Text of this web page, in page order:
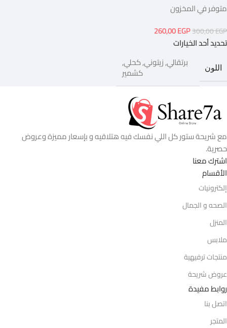
متوفر في المخزون
300,00EGP
260,00EGP
تحديد أحد الخيارات
اللون برتقالي,زيتوني,كحلي,
كشمير
مع شريحة ستور كل اللي نفسك فيه هتلاقيه و بإسعار مميزة وعروض
حصرية.
اشترك معنا
الأقسام
إلكترونيات
الصحه و الجمال
المنزل
ملابس
منتجات ترفيهية
عروض شريحة
روابط مفيدة
اتصل بنا
المتجر